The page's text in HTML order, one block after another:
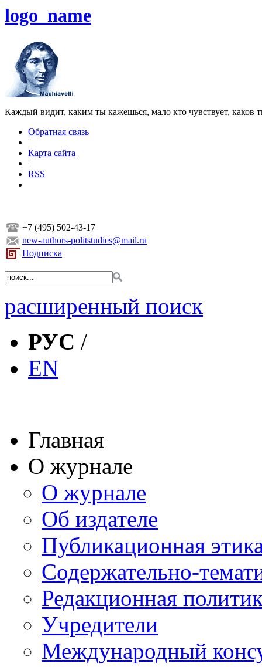
logo_name
Каждый видит, каким ты кажешься, мало кто чувствует, каков
Обратная связь
|
Карта сайта
|
RSS
+7 (495) 502-43-17
new-authors-politstudies@mail.ru
Подписка
расширенный поиск
РУС /
EN
Главная
О журнале
О журнале
Об издателе
Публикационная
Содержательно-
Редакционная
Учредители
Международный